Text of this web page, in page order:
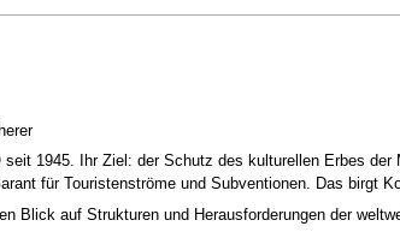
1945. Ihr Ziel: der Schutz des kulturellen Erbes
für Touristenströme und Subventionen. Das birgt
auf Strukturen und Herausforderungen der